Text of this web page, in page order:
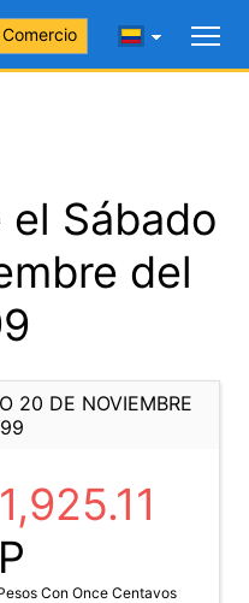
Comercio
Sábado
del
20 DE NOVIEMBRE
1,925.11
Con Once Centavos